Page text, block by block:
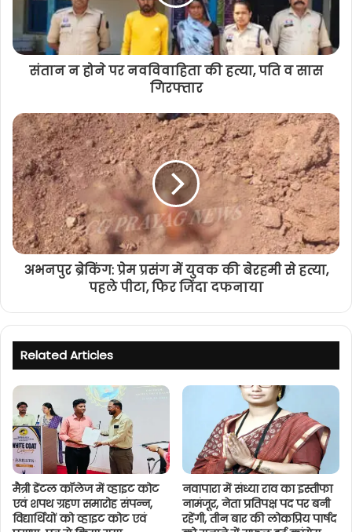
संतान न होने पर नवविवाहिता की हत्या, पति व सास
गिरफ्तार
अभनपुर ब्रेकिंग: प्रेम प्रसंग में युवक की बेरहमी से हत्या,
पहले पीटा, फिर जिंदा दफनाया
Related Articles
मैत्री डेंटल कॉलेज में व्हाइट कोट
एवं शपथ ग्रहण समारोह संपन्न,
विद्यार्थियों को व्हाइट कोट एवं
नवापारा में संध्या राव का इस्तीफा
नामंजूर, नेता प्रतिपक्ष पद पर बनी
रहेंगी, तीन बार की लोकप्रिय पार्षद